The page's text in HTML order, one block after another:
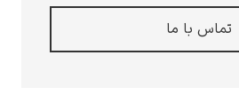
ما